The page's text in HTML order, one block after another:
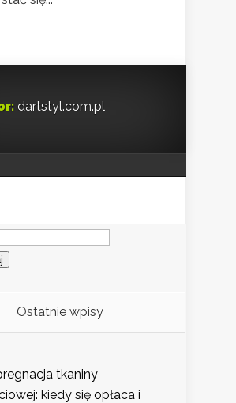
dartstyl.com.pl
Ostatnie wpisy
tkaniny
kiedy się opłaca i